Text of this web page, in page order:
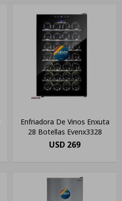
Enfriadora De Vinos Enxuta
28 Botellas Evenx3328
USD 269